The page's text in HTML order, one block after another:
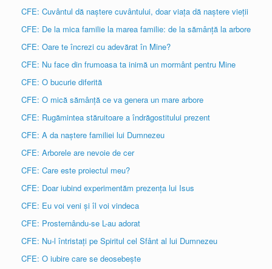
CFE: Cuvântul dă naștere cuvântului, doar viața dă naștere vieții
CFE: De la mica familie la marea familie: de la sămânță la arbore
CFE: Oare te încrezi cu adevărat în Mine?
CFE: Nu face din frumoasa ta inimă un mormânt pentru Mine
CFE: O bucurie diferită
CFE: O mică sămânță ce va genera un mare arbore
CFE: Rugămintea stăruitoare a îndrăgostitului prezent
CFE: A da naștere familiei lui Dumnezeu
CFE: Arborele are nevoie de cer
CFE: Care este proiectul meu?
CFE: Doar iubind experimentăm prezența lui Isus
CFE: Eu voi veni și îl voi vindeca
CFE: Prosternându-se L-au adorat
CFE: Nu-l întristați pe Spiritul cel Sfânt al lui Dumnezeu
CFE: O iubire care se deosebește